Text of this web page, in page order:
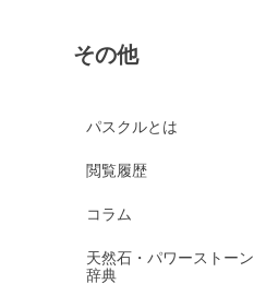
その他
パスクルとは
閲覧履歴
コラム
天然石・パワーストーン
辞典